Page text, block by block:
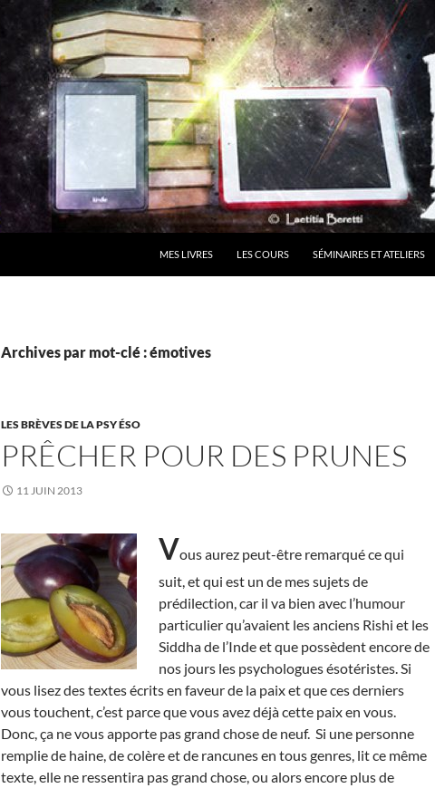
MES LIVRES LES COURS SÉMINAIRES ET ATELIERS
Archives par mot-clé : émotives
LES BRÈVES DE LA PSY ÉSO
PRÊCHER POUR DES PRUNES
11 JUIN 2013
Vous aurez peut-être remarqué ce qui
suit, et qui est un de mes sujets de
prédilection, car il va bien avec l’humour
particulier qu’avaient les anciens Rishi et les
Siddha de l’Inde et que possèdent encore de
nos jours les psychologues ésotéristes. Si
vous lisez des textes écrits en faveur de la paix et que ces derniers
vous touchent, c’est parce que vous avez déjà cette paix en vous.
Donc, ça ne vous apporte pas grand chose de neuf. Si une personne
remplie de haine, de colère et de rancunes en tous genres, lit ce même
texte, elle ne ressentira pas grand chose, ou alors encore plus de